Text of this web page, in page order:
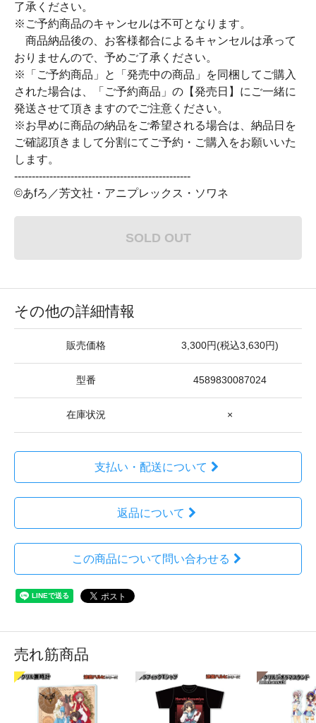
了承ください。
※ご予約商品のキャンセルは不可となります。
商品納品後の、お客様都合によるキャンセルは承って
おりませんので、予めご了承ください。
※「ご予約商品」と「発売中の商品」を同梱してご購入
された場合は、「ご予約商品」の【発売日】にご一緒に
発送させて頂きますのでご注意ください。
※お早めに商品の納品をご希望される場合は、納品日を
ご確認頂きまして分割にてご予約・ご購入をお願いいた
します。
--------------------------------------------------
©あfろ／芳文社・アニプレックス・ソワネ
SOLD OUT
その他の詳細情報
販売価格 3,300円(税込3,630円)
型番 4589830087024
在庫状況 ×
支払い・配送について
返品について
この商品について問い合わせる
売れ筋商品